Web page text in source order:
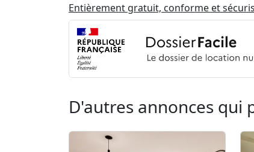
Entièrement gratuit, conforme et
D'autres annonces qui